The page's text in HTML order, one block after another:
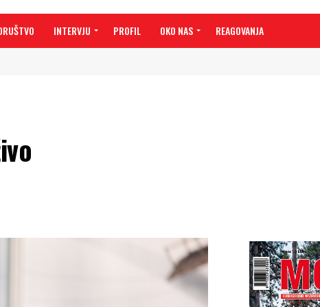
INTERVJU PROFIL OKO NAS REAGOVANJA